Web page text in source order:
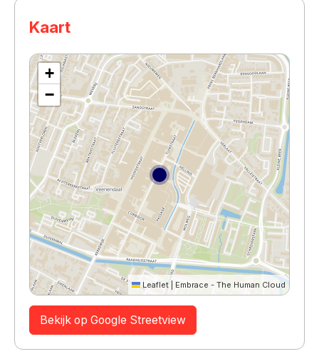
Kaart
+
−
Leaflet Embrace - The Human Cloud
Bekijk op Google Streetview